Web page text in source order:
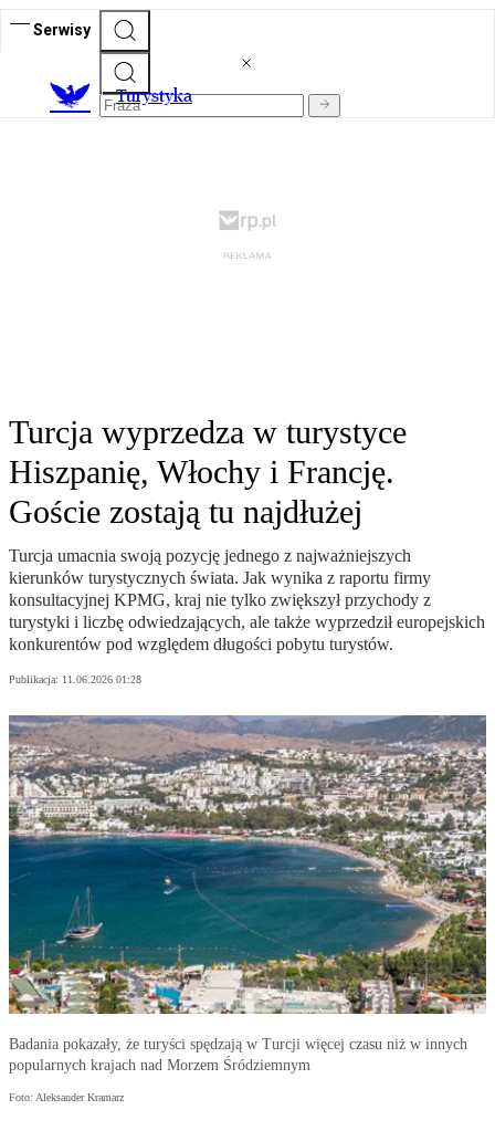
Serwisy
Turystyka
Turcja wyprzedza w turystyce
Hiszpanię, Włochy i Francję.
Goście zostają tu najdłużej
Turcja umacnia swoją pozycję jednego z najważniejszych
kierunków turystycznych świata. Jak wynika z raportu firmy
konsultacyjnej KPMG, kraj nie tylko zwiększył przychody z
turystyki i liczbę odwiedzających, ale także wyprzedził europejskich
konkurentów pod względem długości pobytu turystów.
Publikacja: 11.06.2026 01:28
Badania pokazały, że turyści spędzają w Turcji więcej czasu niż w innych
popularnych krajach nad Morzem Śródziemnym
Foto: Aleksander Kramarz